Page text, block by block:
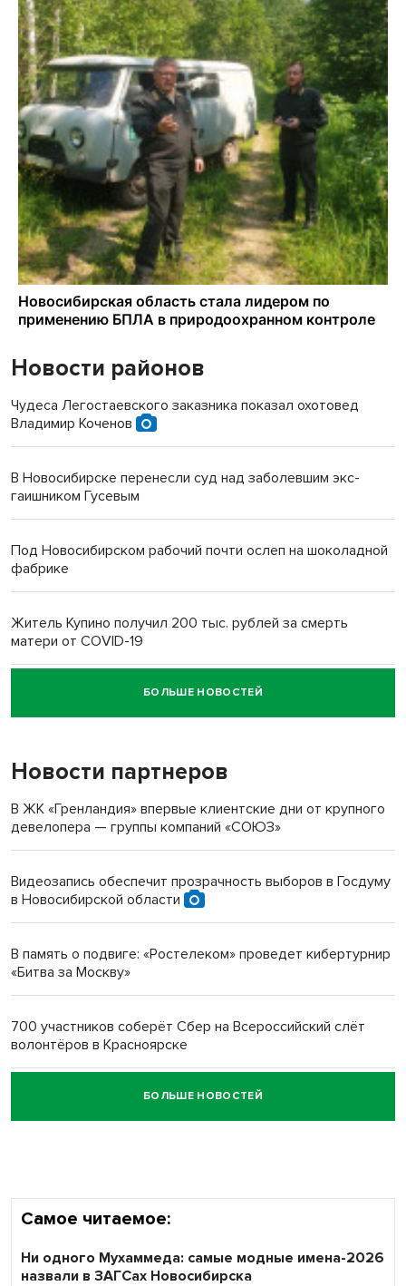
Новости районов
Чудеса Легостаевского заказника показал охотовед
Владимир Коченов
В Новосибирске перенесли суд над заболевшим экс-
гаишником Гусевым
Под Новосибирском рабочий почти ослеп на шоколадной
фабрике
Житель Купино получил 200 тыс. рублей за смерть
матери от COVID-19
Новосибирский суд наказал водителя за смерть
пенсионерки на вокзале
«Мы живём на пастбище!»: в новосибирском селе лошади
терроризируют жителей
Инвалид получил условный срок за избиение врачей
Новосибирский преподаватель с женой вошли в топ-16
Обновлённое отделение ВТБ открылось в Искитиме
БОЛЬШЕ НОВОСТЕЙ
Новости партнеров
В ЖК «Гренландия» впервые клиентские дни от крупного
девелопера — группы компаний «СОЮЗ»
Видеозапись обеспечит прозрачность выборов в Госдуму
в Новосибирской области
В память о подвиге: «Ростелеком» проведет кибертурнир
«Битва за Москву»
700 участников соберёт Сбер на Всероссийский слёт
волонтёров в Красноярске
Честный выбор: видеонаблюдение обеспечит
объективность результатов ЕДГ в Новосибирской
БОЛЬШЕ НОВОСТЕЙ
Самое читаемое:
Ни одного Мухаммеда: самые модные имена-2026
назвали в ЗАГСах Новосибирска